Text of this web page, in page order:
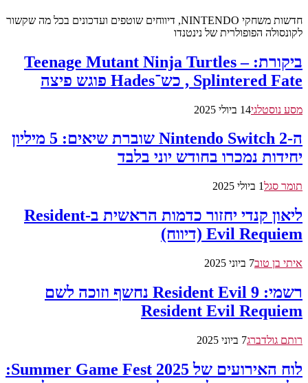
חדשות משחקי NINTENDO, דיווחים שוטפים ועדכונים בכל מה שקשור
לקונסולה הפופולרית של נינטנדו
ביקורת: Teenage Mutant Ninja Turtles –
Splintered Fate, כש־Hades פוגש פיצה
מסע נוסטלגי14 ביולי 2025
ה-Nintendo Switch 2 שוברת שיאים: 5 מיליון
יחידות נמכרו בחודש יוני בלבד
תומר סגל1 ביולי 2025
ליאון קנדי יחזור כדמות הראשית ב-Resident
Evil Requiem (דיווח)
איתי בן טוב7 ביוני 2025
רשמי: Resident Evil 9 נחשף וזוכה לשם
Resident Evil Requiem
רותם גולדברג7 ביוני 2025
לוח האירועים של Summer Game Fest 2025: